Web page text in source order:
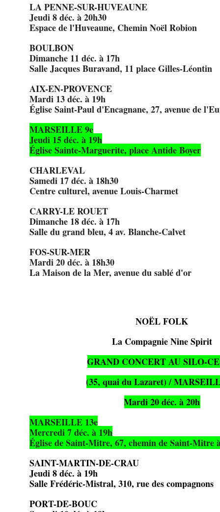
LA PENNE-SUR-HUVEAUNE
Jeudi 8 déc. à 20h30
Espace de l'Huveaune, Chemin Noël Robion
BOULBON
Dimanche 11 déc. à 17h
Salle Jacques Buravand, 11 place Gilles-Léontin
AIX-EN-PROVENCE
Mardi 13 déc. à 19h
Église Saint-Paul d'Encagnane, 27, avenue de
MARSEILLE 9e
Jeudi 15 déc. à 19h
Église Sainte-Marguerite, place Antide Boyer
CHARLEVAL
Samedi 17 déc. à 18h30
Centre culturel, avenue Louis-Charmet
CARRY-LE ROUET
Dimanche 18 déc. à 17h
Salle du grand bleu, 4 av. Blanche-Calvet
FOS-SUR-MER
Mardi 20 déc. à 18h30
La Maison de la Mer, avenue du sablé d'or
NOËL FOLK
La Compagnie Nine Spirit
GRAND CONCERT AU SILO-
(35, quai du Lazaret) /
Mardi 20 déc. à 20h
MARSEILLE 13e
Mercredi 7 déc. à 19h
Église de Saint-Mitre, 67, chemin de Saint-Mitre
SAINT-MARTIN-DE-CRAU
Jeudi 8 déc. à 19h
Salle Frédéric-Mistral, 310, rue des compagnons
PORT-DE-BOUC